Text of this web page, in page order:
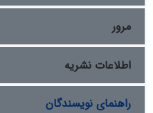
مرور
اطلاعات نشریه
راهنمای نویسندگان